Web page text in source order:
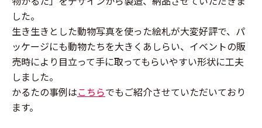
した。
生き生きとした動物写真を使った絵札が大変好評で、パ
ッケージにも動物たちを大きくあしらい、イベントの販
売時により目立って手に取ってもらいやすい形状に工夫
しました。
かるたの事例はこちらでもご紹介させていただいており
ます。